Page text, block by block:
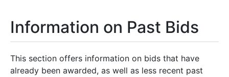
Information on Past Bids
This section offers information on bids that have
already been awarded, as well as less recent past